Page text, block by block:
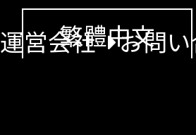
運営会社 お問
繁體中文